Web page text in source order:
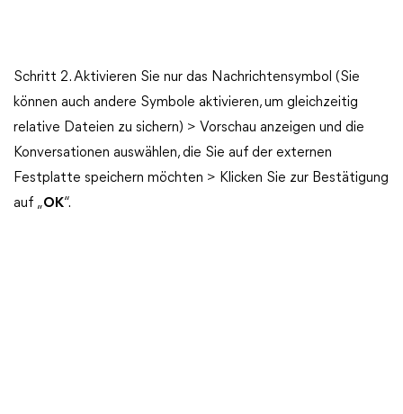
Schritt 2. Aktivieren Sie nur das Nachrichtensymbol (Sie
können auch andere Symbole aktivieren, um gleichzeitig
relative Dateien zu sichern) > Vorschau anzeigen und die
Konversationen auswählen, die Sie auf der externen
Festplatte speichern möchten > Klicken Sie zur Bestätigung
auf „OK“.